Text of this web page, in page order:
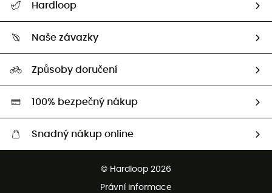
Vrácení zboží a peněz
Hardloop
Naši Ambasadoři
Naše závazky
Second hand
HardGreen
Způsoby doručení
100% bezpečný nákup
Snadný nákup online
Bezplatné vrácení do 100 dnů
© Hardloop 2026
Právní informace